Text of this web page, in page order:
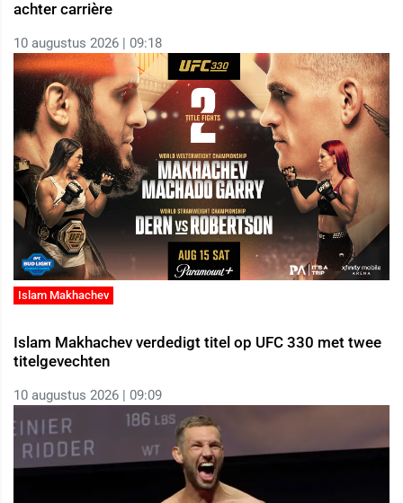
achter carrière
10 augustus 2026 | 09:18
Islam Makhachev
Islam Makhachev verdedigt titel op UFC 330 met twee
titelgevechten
10 augustus 2026 | 09:09